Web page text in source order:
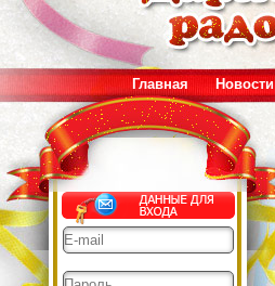
Главная Новости